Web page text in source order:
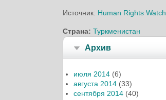
Источник: Human Rights Watch
Страна: Туркменистан
Архив
июля 2014 (6)
августа 2014 (33)
сентября 2014 (40)